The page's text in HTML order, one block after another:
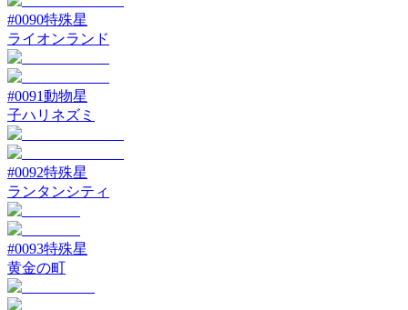
#0090特殊星
ライオンランド
#0091動物星
子ハリネズミ
#0092特殊星
ランタンシティ
#0093特殊星
黄金の町